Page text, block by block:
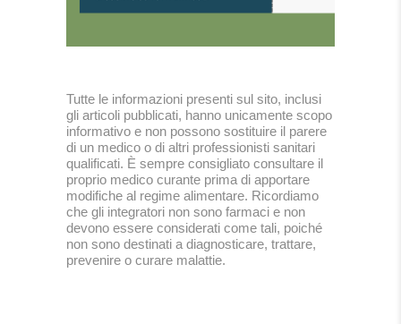
Tutte le informazioni presenti sul sito, inclusi
gli articoli pubblicati, hanno unicamente scopo
informativo e non possono sostituire il parere
di un medico o di altri professionisti sanitari
qualificati. È sempre consigliato consultare il
proprio medico curante prima di apportare
modifiche al regime alimentare. Ricordiamo
che gli integratori non sono farmaci e non
devono essere considerati come tali, poiché
non sono destinati a diagnosticare, trattare,
prevenire o curare malattie.